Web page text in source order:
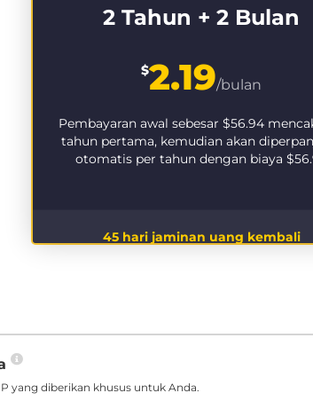
2 Tahun + 2 Bulan
$2.19/bulan
Pembayaran awal sebesar $56.94
tahun pertama, kemudian akan
otomatis per tahun dengan biaya
45 hari jaminan uang kembali
yang diberikan khusus untuk Anda.